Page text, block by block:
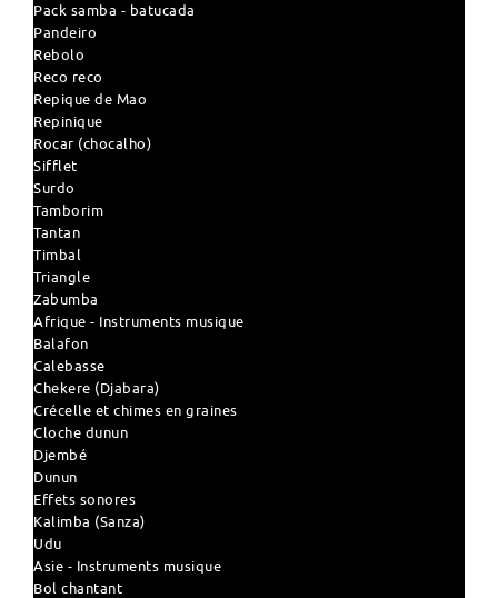
Pack samba - batucada
Pandeiro
Rebolo
Reco reco
Repique de Mao
Repinique
Rocar (chocalho)
Sifflet
Surdo
Tamborim
Tantan
Timbal
Triangle
Zabumba
Afrique - Instruments musique
Balafon
Calebasse
Chekere (Djabara)
Crécelle et chimes en graines
Cloche dunun
Djembé
Dunun
Effets sonores
Kalimba (Sanza)
Udu
Asie - Instruments musique
Bol chantant